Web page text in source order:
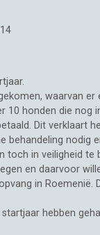
waarvan
10 honden die
Dit verklaart
nodig
toch in veiligheid
en daarvoor
in
hebben